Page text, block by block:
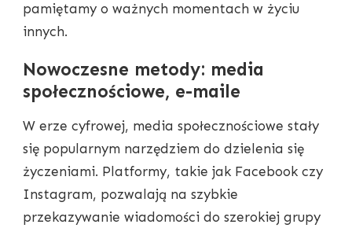
pamiętamy o ważnych momentach w życiu
innych.
Nowoczesne metody: media
społecznościowe, e-maile
W erze cyfrowej, media społecznościowe stały
się popularnym narzędziem do dzielenia się
życzeniami. Platformy, takie jak Facebook czy
Instagram, pozwalają na szybkie
przekazywanie wiadomości do szerokiej grupy